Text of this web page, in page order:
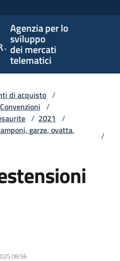
Agenzia per lo
sviluppo
dei mercati
telematici
di acquisto /
Convenzioni /
/ 2021 /
garze, ovatta,
/
08:56